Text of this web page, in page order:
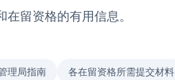
留资格的有用信息。
理局指南 各在留资格所需提交材料